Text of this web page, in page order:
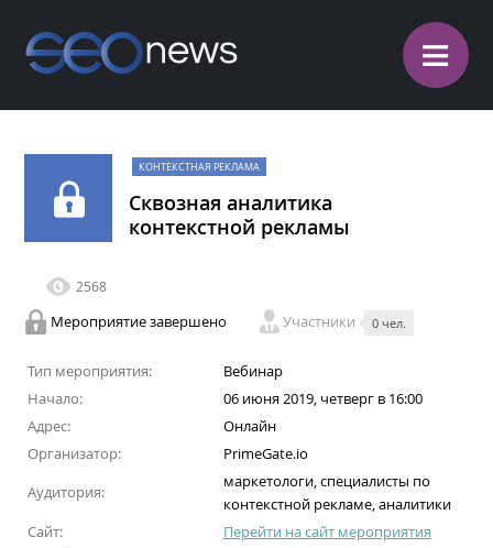
≡
КОНТЕКСТНАЯ РЕКЛАМА
Сквозная аналитика
контекстной рекламы
2568
Мероприятие завершено Участники 0 чел.
Тип мероприятия:
Вебинар
Начало:
06 июня 2019, четверг в 16:00
Адрес:
Онлайн
Организатор:
PrimeGate.io
Аудитория:
маркетологи, специалисты по
контекстной рекламе, аналитики
Сайт:
Перейти на сайт мероприятия